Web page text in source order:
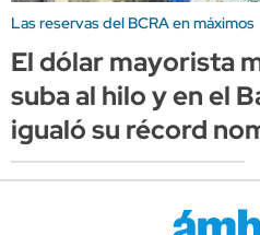
Las reservas del BCRA en máximos
El dólar mayorista
suba al hilo y en el
igualó su récord